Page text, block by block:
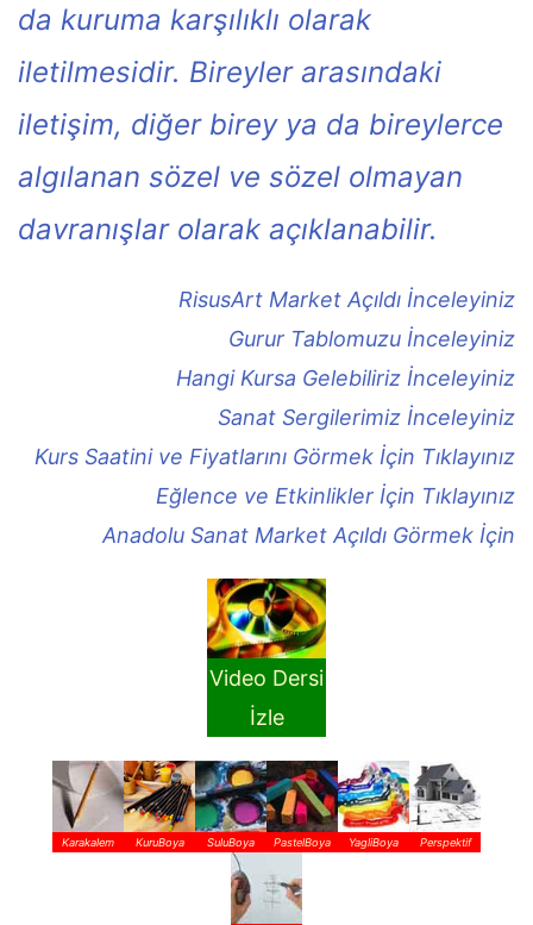
da kuruma karşılıklı olarak
iletilmesidir. Bireyler arasındaki
iletişim, diğer birey ya da bireylerce
algılanan sözel ve sözel olmayan
davranışlar olarak açıklanabilir.
RisusArt Market Açıldı İnceleyiniz
Gurur Tablomuzu İnceleyiniz
Hangi Kursa Gelebiliriz İnceleyiniz
Sanat Sergilerimiz İnceleyiniz
Kurs Saatini ve Fiyatlarını Görmek İçin Tıklayınız
Eğlence ve Etkinlikler İçin Tıklayınız
Anadolu Sanat Market Açıldı Görmek İçin
Video Dersi
İzle
Karakalem KuruBoya SuluBoya PastelBoya YagliBoya Perspektif